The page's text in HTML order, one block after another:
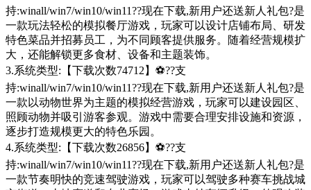
持:winall/win7/win10/win11??现在下载,新用户还送新人礼包?是
一款玩法轻松的模拟餐厅游戏，玩家可以设计店铺布局、研发
特色菜品并招募员工，为不同顾客提供服务。随着经营规模扩
大，还能解锁更多食材、设备和主题装饰。
3.系统类型:【下载次数74712】⚽??支
持:winall/win7/win10/win11??现在下载,新用户还送新人礼包?是
一款以动物世界为主题的模拟经营游戏，玩家可以建设园区、
照顾动物并吸引游客参观。游戏中需要合理安排设施和资源，
逐步打造规模更大的特色乐园。
4.系统类型:【下载次数26856】⚽??支
持:winall/win7/win10/win11??现在下载,新用户还送新人礼包?是
一款节奏明快的竞速驾驶游戏，玩家可以驾驶多种赛车挑战城